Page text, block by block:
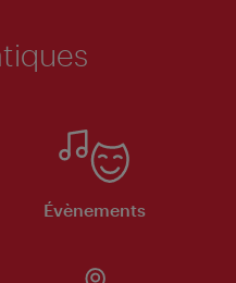
Évènements